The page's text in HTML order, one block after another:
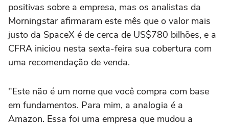
positivas sobre a empresa, mas os analistas da
Morningstar afirmaram este mês que o valor mais
justo da SpaceX é de cerca de US$780 bilhões, e a
CFRA iniciou nesta sexta-feira sua cobertura com
uma recomendação de venda.
"Este não é um nome que você compra com base
em fundamentos. Para mim, a analogia é a
Amazon. Essa foi uma empresa que mudou a